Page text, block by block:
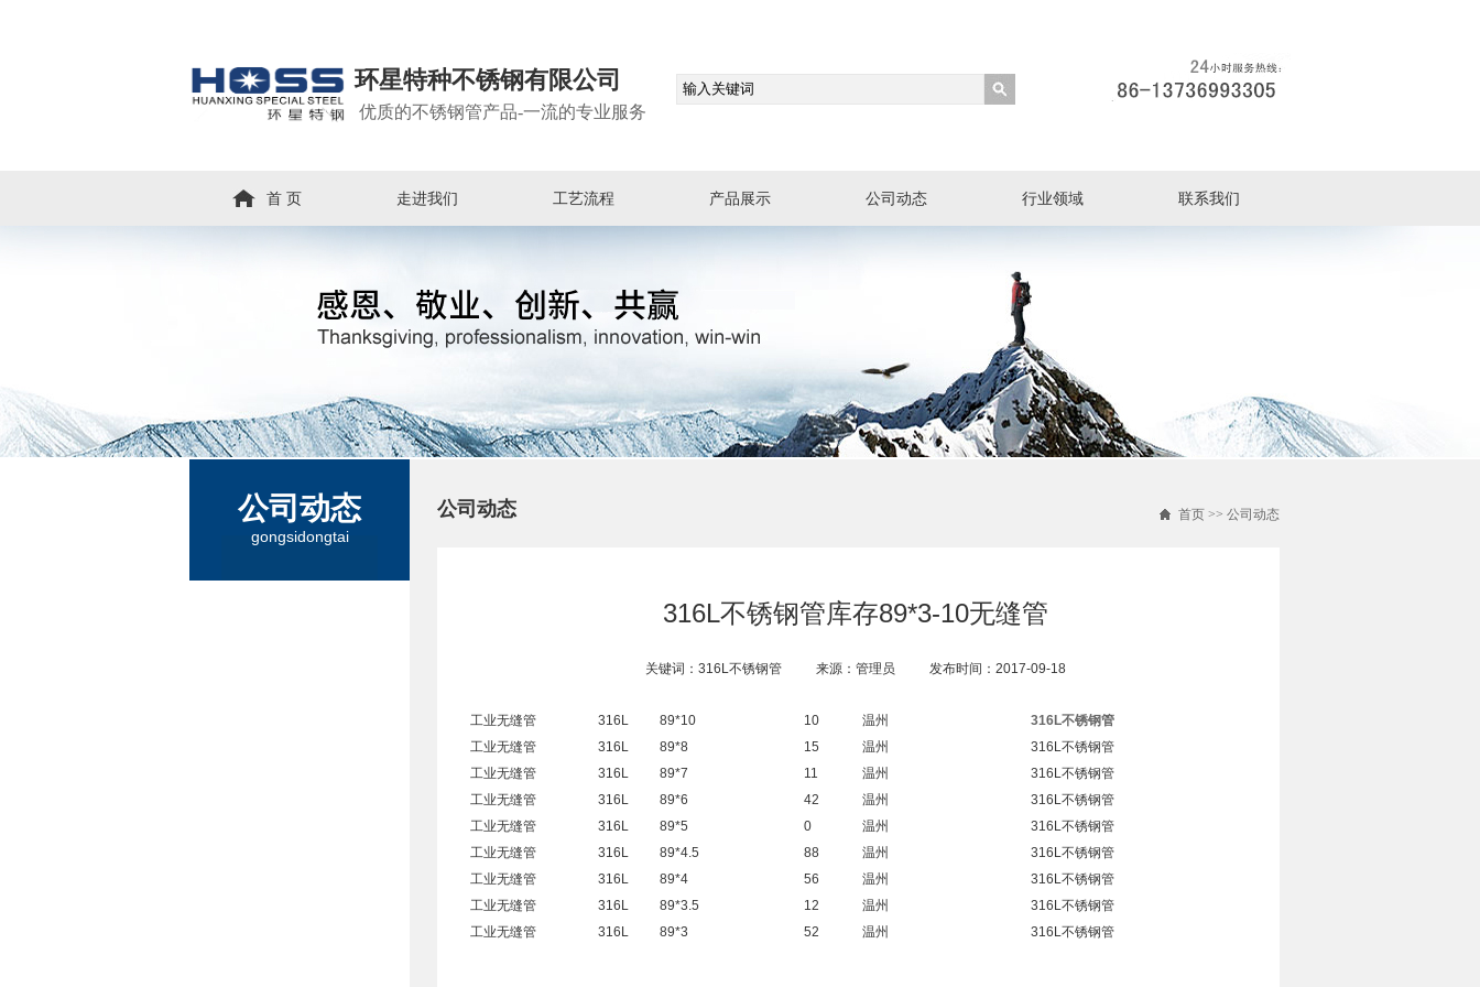
环星特种不锈钢有限公司
优质的不锈钢管产品-一流的专业服务
首 页 走进我们 工艺流程 产品展示 公司动态 行业领域 联系我们
公司动态
gongsidongtai
公司动态 首页 >> 公司动态
316L不锈钢管库存89*3-10无缝管
关键词：316L不锈钢管 来源：管理员 发布时间：2017-09-18
工业无缝管 316L 89*10 10 温州
316L不锈钢管
工业无缝管
316L 89*8 15 温州
316L不锈钢管
工业无缝管
316L 89*7 11 温州
316L不锈钢管
工业无缝管
316L 89*6 42 温州
316L不锈钢管
工业无缝管
316L 89*5 0 温州
316L不锈钢管
工业无缝管
316L 89*4.5 88 温州
316L不锈钢管
工业无缝管
316L 89*4 56 温州
316L不锈钢管
工业无缝管
316L 89*3.5 12 温州
316L不锈钢管
工业无缝管
316L 89*3 52 温州 316L不锈钢管